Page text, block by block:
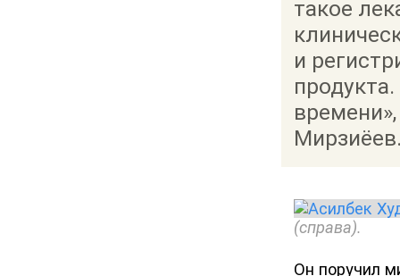
такое
и
(справа).
Он поручил